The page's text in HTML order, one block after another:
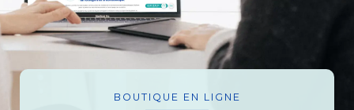
BOUTIQUE EN LIGNE